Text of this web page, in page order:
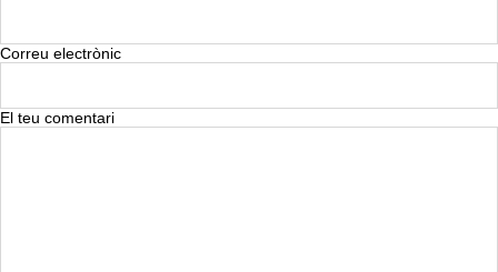
Correu electrònic
El teu comentari